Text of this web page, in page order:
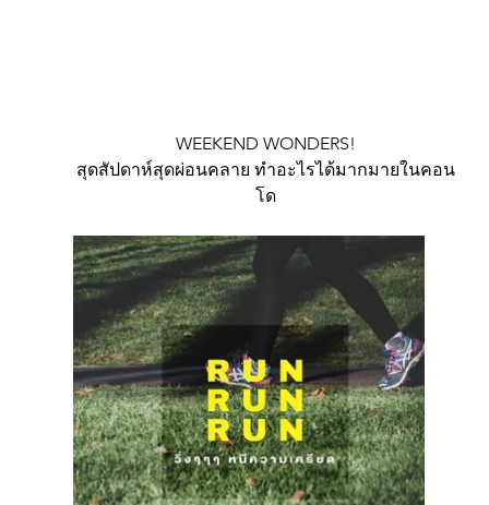
WEEKEND WONDERS!
สุดสัปดาห์สุดผ่อนคลาย ทำอะไรได้มากมายในคอน
โด